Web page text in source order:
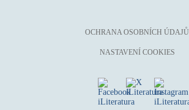
OCHRANA OSOBNÍCH ÚDAJŮ
NASTAVENÍ COOKIES